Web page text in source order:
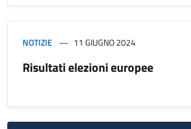
NOTIZIE 11 GIUGNO 2024
Risultati elezioni europee